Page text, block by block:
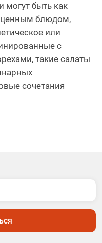
могут быть как
блюдом,
или
с
такие салаты
сочетания